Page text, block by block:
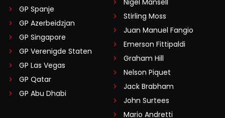
GP Spanje
GP Azerbeidzjan
GP Singapore
GP Verenigde Staten
GP Las Vegas
GP Qatar
GP Abu Dhabi
Stirling Moss
Juan Manuel Fangio
Emerson Fittipaldi
Graham Hill
Nelson Piquet
Jack Brabham
John Surtees
Mario Andretti